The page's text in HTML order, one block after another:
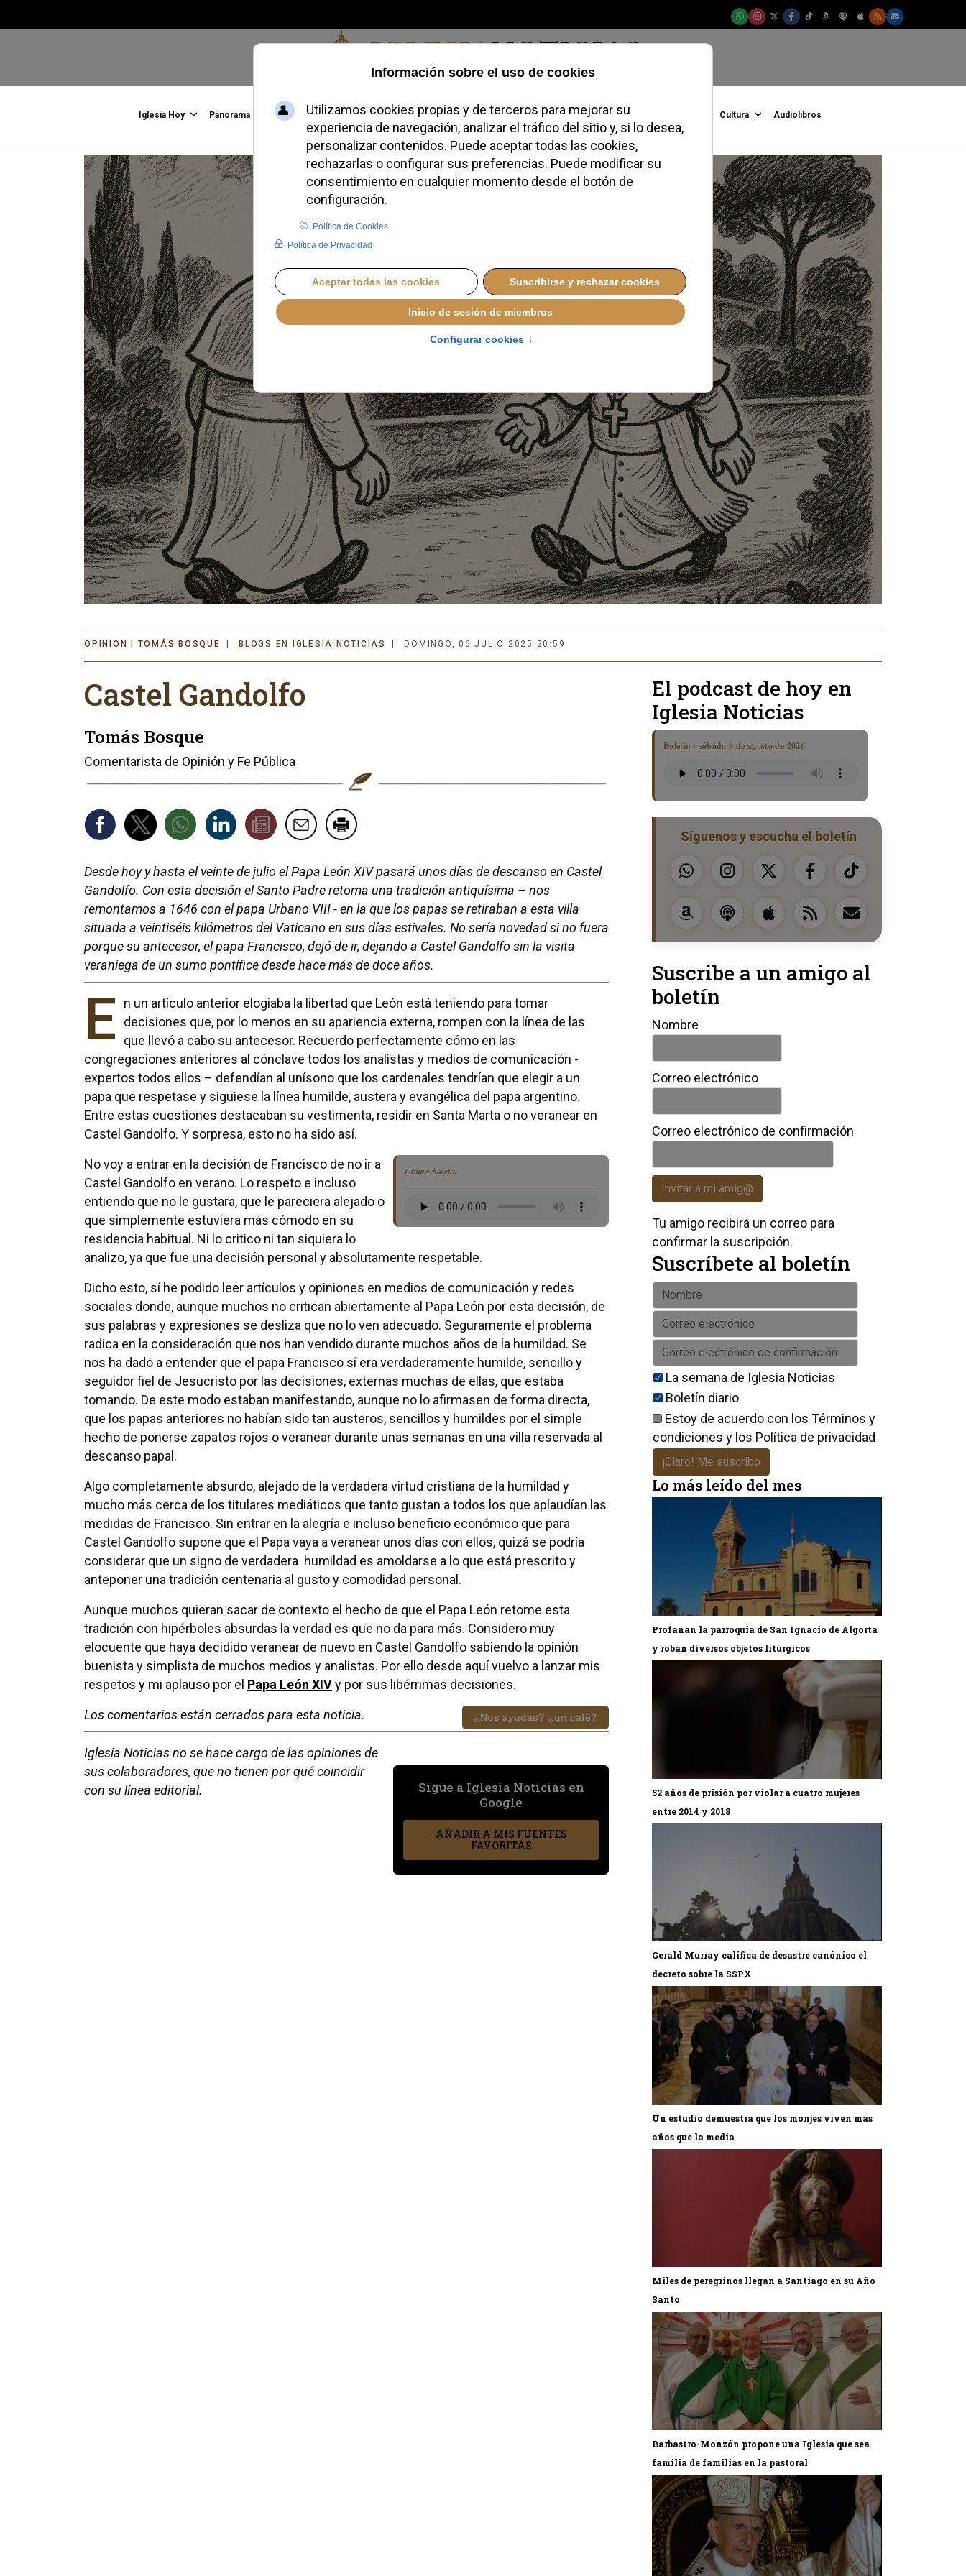
Sábado, 08 de agosto de 2026
Iglesia Hoy Panorama Familia, Vida, Identidad Credofobiómetro Blogs Temas Buscar #JovenesConFe Cultura Audiolibros
TOMÁS BOSQUE BLOGS EN IGLESIA NOTICIAS DOMINGO, 06 JULIO 2025 20:59
Castel Gandolfo
Tomás Bosque
Comentarista de Opinión y Fe Pública
Desde hoy y hasta el veinte de julio el Papa León XIV pasará unos días de descanso en Castel
Gandolfo. Con esta decisión el Santo Padre retoma una tradición antiquísima – nos
remontamos a 1646 con el papa Urbano VIII - en la que los papas se retiraban a esta villa
situada a veintiséis kilómetros del Vaticano en sus días estivales. No sería novedad si no fuera
porque su antecesor, el papa Francisco, dejó de ir, dejando a Castel Gandolfo sin la visita
veraniega de un sumo pontífice desde hace más de doce años.
E
n un artículo anterior elogiaba la libertad que León está teniendo para tomar
decisiones que, por lo menos en su apariencia externa, rompen con la línea de las
que llevó a cabo su antecesor. Recuerdo perfectamente cómo en las
congregaciones anteriores al cónclave todos los analistas y medios de comunicación -
expertos todos ellos – defendían al unísono que los cardenales tendrían que elegir a un
papa que respetase y siguiese la línea humilde, austera y evangélica del papa argentino.
Entre estas cuestiones destacaban su vestimenta, residir en Santa Marta o no veranear en
Castel Gandolfo. Y sorpresa, esto no ha sido así.
Último boletín
No voy a entrar en la decisión de Francisco de no ir a
Castel Gandolfo en verano. Lo respeto e incluso
entiendo que no le gustara, que le pareciera alejado o
que simplemente estuviera más cómodo en su
residencia habitual. Ni lo critico ni tan siquiera lo
analizo, ya que fue una decisión personal y absolutamente respetable.
Dicho esto, sí he podido leer artículos y opiniones en medios de comunicación y redes
sociales donde, aunque muchos no critican abiertamente al Papa León por esta decisión, de
sus palabras y expresiones se desliza que no lo ven adecuado. Seguramente el problema
radica en la consideración que nos han vendido durante muchos años de la humildad. Se
nos ha dado a entender que el papa Francisco sí era verdaderamente humilde, sencillo y
seguidor fiel de Jesucristo por las decisiones, externas muchas de ellas, que estaba
tomando. De este modo estaban manifestando, aunque no lo afirmasen de forma directa,
que los papas anteriores no habían sido tan austeros, sencillos y humildes por el simple
hecho de ponerse zapatos rojos o veranear durante unas semanas en una villa reservada al
descanso papal.
Algo completamente absurdo, alejado de la verdadera virtud cristiana de la humildad y
mucho más cerca de los titulares mediáticos que tanto gustan a todos los que aplaudían las
medidas de Francisco. Sin entrar en la alegría e incluso beneficio económico que para
Castel Gandolfo supone que el Papa vaya a veranear unos días con ellos, quizá se podría
considerar que un signo de verdadera humildad es amoldarse a lo que está prescrito y
anteponer una tradición centenaria al gusto y comodidad personal.
Aunque muchos quieran sacar de contexto el hecho de que el Papa León retome esta
tradición con hipérboles absurdas la verdad es que no da para más. Considero muy
elocuente que haya decidido veranear de nuevo en Castel Gandolfo sabiendo la opinión
buenista y simplista de muchos medios y analistas. Por ello desde aquí vuelvo a lanzar mis
respetos y mi aplauso por el Papa León XIVy por sus libérrimas decisiones.
¿Nos ayudas? ¿un café?
Los comentarios están cerrados para esta noticia.
Sigue a Iglesia Noticias en
Google
AÑADIR A MIS FUENTES
FAVORITAS
Iglesia Noticias no se hace cargo de las opiniones de
sus colaboradores, que no tienen por qué coincidir
con su línea editorial.
El podcast de hoy en
Iglesia Noticias
Boletín · sábado 8 de agosto de 2026
Síguenos y escucha el boletín
Suscribe a un amigo al
boletín
Nombre
Correo electrónico
Correo electrónico de confirmación
Invitar a mi amig@
Tu amigo recibirá un correo para
confirmar la suscripción.
Suscríbete al boletín
La semana de Iglesia Noticias
Boletín diario
Estoy de acuerdo con los Términos y
condiciones y los Política de privacidad
¡Claro! Me suscribo
Lo más leído del mes
Profanan la parroquia de San Ignacio de Algorta
y roban diversos objetos litúrgicos
52 años de prisión por violar a cuatro mujeres
entre 2014 y 2018
Gerald Murray califica de desastre canónico el
decreto sobre la SSPX
Un estudio demuestra que los monjes viven más
años que la media
Miles de peregrinos llegan a Santiago en su Año
Santo
Barbastro-Monzón propone una Iglesia que sea
familia de familias en la pastoral